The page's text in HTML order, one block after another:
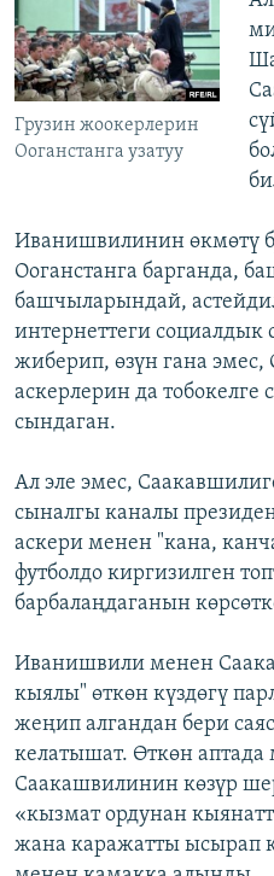
Грузин жоокерлерин
Ооганстанга узатуу
Иванишвилинин өкмөтү
Ооганстанга барганда,
башчыларындай,
интернеттеги социалдык
жиберип, өзүн гана эмес,
аскерлерин да
сындаган.
Ал эле эмес,
сыналгы каналы
аскери менен "кана,
футболдо киргизилген
барбалаңдаганын
Иванишвили менен
кыялы" өткөн күздөгү
жеңип алгандан бери
келатышат. Өткөн
Саакашвилинин көзүр
«кызмат ордунан
жана каражатты ысырап